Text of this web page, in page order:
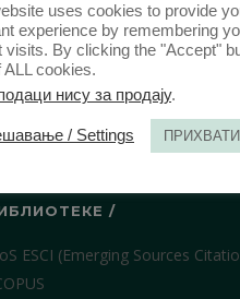
/
ESCI (Emerging Sources
uses cookies to provide
experience by remembering
visits. By clicking the "Accept"
ALL cookies.
нису за продају.
/ Settings ПРИХВАТИ